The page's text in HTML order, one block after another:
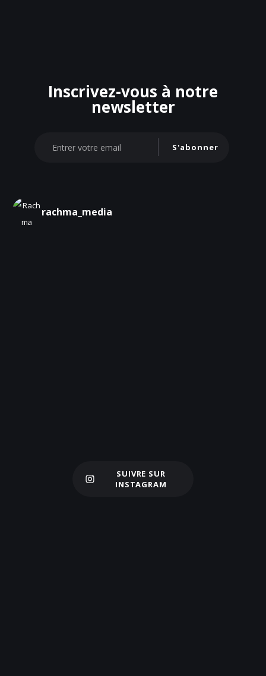
Inscrivez-vous à notre
newsletter
S'abonner
rachma_media
Charger plus
SUIVRE SUR
INSTAGRAM